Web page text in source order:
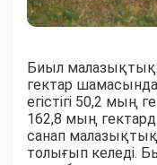
Биыл малазықтық
гектар
егістігі 50,2 мың
162,8 мың
санап
толығып келеді.